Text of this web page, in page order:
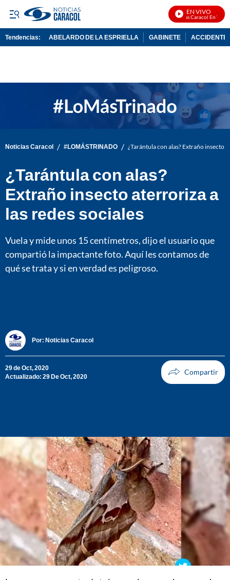
EN VIVO
Noticias Caracol En Vivo
Tendencias: ABELARDO DE LA ESPRIELLA GABINETE ACCIDENTE
Noticias Caracol / #LOMÁSTRINADO / ¿Tarántula con alas? Extraño insecto
¿Tarántula con alas?
Extraño insecto aterroriza a
las redes sociales
Vuela y mide unos 15 centímetros, dijo el usuario que
compartió la impactante foto. Aquí les contamos de
qué se trata y si en verdad es peligroso.
Por: Noticias Caracol
29 de Oct, 2020
Actualizado: 29 De Oct, 2020